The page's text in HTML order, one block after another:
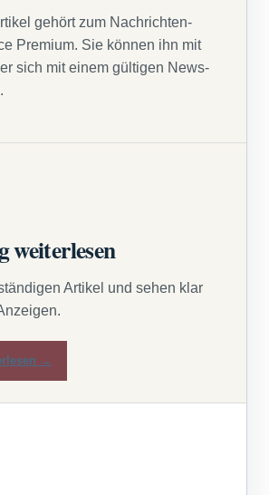
gehört zum Nachrichten-
Premium. Sie können ihn mit
sich mit einem gültigen News-
Artikel und sehen klar
→